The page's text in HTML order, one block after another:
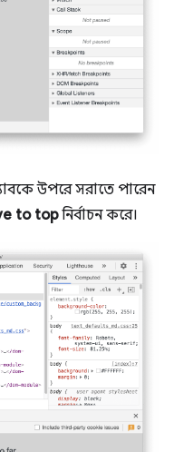
উপরে সরাতে পারেন
to topনির্বাচন করে।